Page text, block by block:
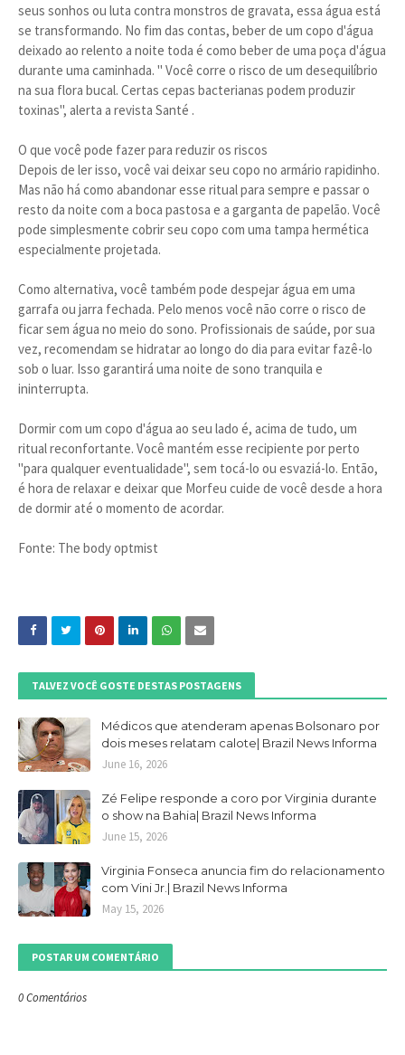
seus sonhos ou luta contra monstros de gravata, essa água está
se transformando. No fim das contas, beber de um copo d'água
deixado ao relento a noite toda é como beber de uma poça d'água
durante uma caminhada. " Você corre o risco de um desequilíbrio
na sua flora bucal. Certas cepas bacterianas podem produzir
toxinas", alerta a revista Santé .
O que você pode fazer para reduzir os riscos
Depois de ler isso, você vai deixar seu copo no armário rapidinho.
Mas não há como abandonar esse ritual para sempre e passar o
resto da noite com a boca pastosa e a garganta de papelão. Você
pode simplesmente cobrir seu copo com uma tampa hermética
especialmente projetada.
Como alternativa, você também pode despejar água em uma
garrafa ou jarra fechada. Pelo menos você não corre o risco de
ficar sem água no meio do sono. Profissionais de saúde, por sua
vez, recomendam se hidratar ao longo do dia para evitar fazê-lo
sob o luar. Isso garantirá uma noite de sono tranquila e
ininterrupta.
Dormir com um copo d'água ao seu lado é, acima de tudo, um
ritual reconfortante. Você mantém esse recipiente por perto
"para qualquer eventualidade", sem tocá-lo ou esvaziá-lo. Então,
é hora de relaxar e deixar que Morfeu cuide de você desde a hora
de dormir até o momento de acordar.
Fonte: The body optmist
TALVEZ VOCÊ GOSTE DESTAS POSTAGENS
Médicos que atenderam apenas Bolsonaro por
dois meses relatam calote| Brazil News Informa
June 16, 2026
Zé Felipe responde a coro por Virginia durante
o show na Bahia| Brazil News Informa
June 15, 2026
Virginia Fonseca anuncia fim do relacionamento
com Vini Jr.| Brazil News Informa
May 15, 2026
POSTAR UM COMENTÁRIO
0 Comentários